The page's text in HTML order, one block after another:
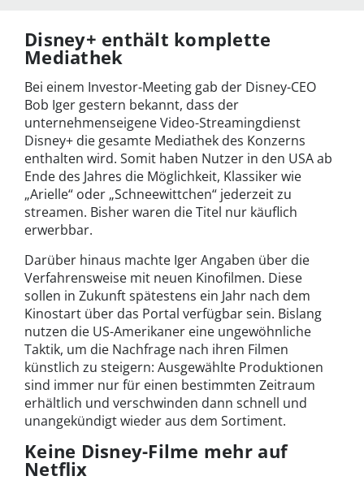
Disney+ enthält komplette
Mediathek
Bei einem Investor-Meeting gab der Disney-CEO
Bob Iger gestern bekannt, dass der
unternehmenseigene Video-Streamingdienst
Disney+ die gesamte Mediathek des Konzerns
enthalten wird. Somit haben Nutzer in den USA ab
Ende des Jahres die Möglichkeit, Klassiker wie
„Arielle“ oder „Schneewittchen“ jederzeit zu
streamen. Bisher waren die Titel nur käuflich
erwerbbar.
Darüber hinaus machte Iger Angaben über die
Verfahrensweise mit neuen Kinofilmen. Diese
sollen in Zukunft spätestens ein Jahr nach dem
Kinostart über das Portal verfügbar sein. Bislang
nutzen die US-Amerikaner eine ungewöhnliche
Taktik, um die Nachfrage nach ihren Filmen
künstlich zu steigern: Ausgewählte Produktionen
sind immer nur für einen bestimmten Zeitraum
erhältlich und verschwinden dann schnell und
unangekündigt wieder aus dem Sortiment.
Keine Disney-Filme mehr auf
Netflix